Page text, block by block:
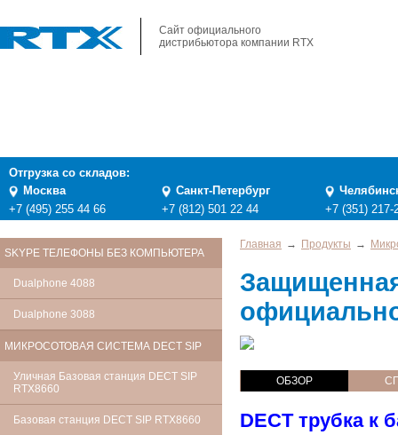
Сайт официального
дистрибьютора компании RTX
Отгрузка со складов:
Москва
+7 (495) 255 44 66
Санкт-Петербург
+7 (812) 501 22 44
+7 (351) 217-
SKYPE ТЕЛЕФОНЫ БЕЗ КОМПЬЮТЕРА
Dualphone 4088
Dualphone 3088
МИКРОСОТОВАЯ СИСТЕМА DECT SIP
Уличная Базовая станция DECT SIP
RTX8660
Базовая станция DECT SIP RTX8660
Главная → Продукты →
Защищенная
ОБЗОР
DECT трубка к